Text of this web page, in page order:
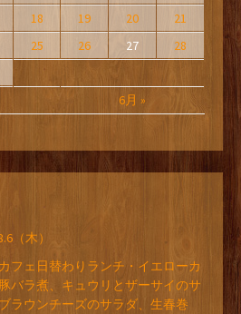
6月 »
18 19 20
21
25 26 27
28
（木）
フェ日替わりランチ・イエローカ
バラ煮、キュウリとザーサイのサ
ラウンチーズのサラダ、生春巻